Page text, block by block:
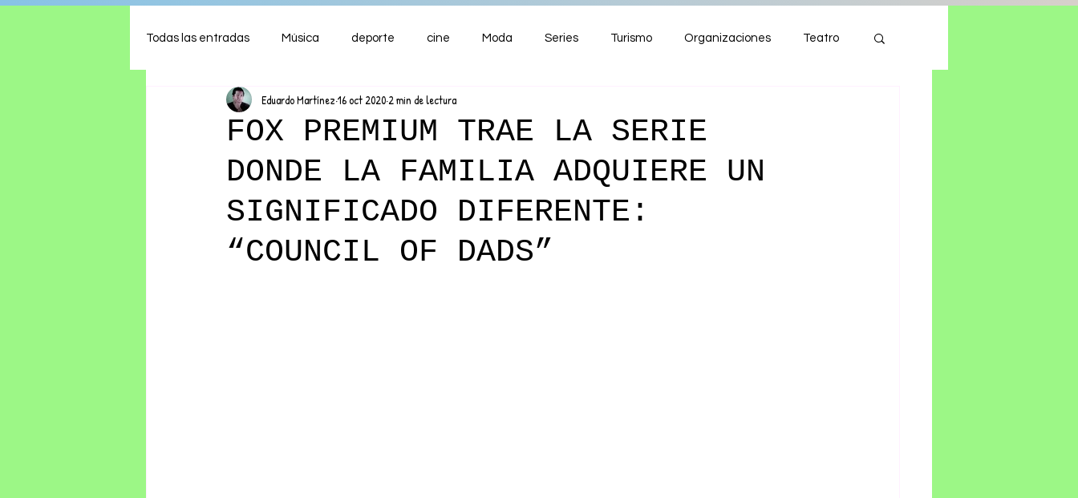
Todas las entradas Música deporte cine Moda Series Turismo Organizaciones Teatro
Shows Comida ENTRETENIMIENTO
Ambiente Hogar Finanzas
FOX PREMIUM TRAE LA SERIE
DONDE LA FAMILIA ADQUIERE UN
SIGNIFICADO DIFERENTE:
“COUNCIL OF DADS”
Eduardo Martínez 16 oct 2020 2 min de lectura